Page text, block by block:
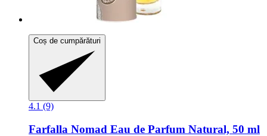
Coș de cumpărături
4.1 (9)
Farfalla Nomad Eau de Parfum Natural, 50 ml